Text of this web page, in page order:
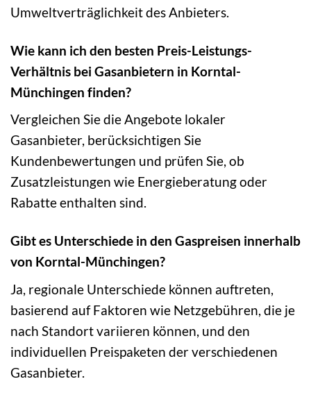
Umweltverträglichkeit des Anbieters.
Wie kann ich den besten Preis-Leistungs-
Verhältnis bei Gasanbietern in Korntal-
Münchingen finden?
Vergleichen Sie die Angebote lokaler
Gasanbieter, berücksichtigen Sie
Kundenbewertungen und prüfen Sie, ob
Zusatzleistungen wie Energieberatung oder
Rabatte enthalten sind.
Gibt es Unterschiede in den Gaspreisen innerhalb
von Korntal-Münchingen?
Ja, regionale Unterschiede können auftreten,
basierend auf Faktoren wie Netzgebühren, die je
nach Standort variieren können, und den
individuellen Preispaketen der verschiedenen
Gasanbieter.